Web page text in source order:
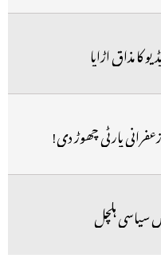
کا مذاق اڑایا
پارٹی چھوڑ دی!
سیاسی ہلچل